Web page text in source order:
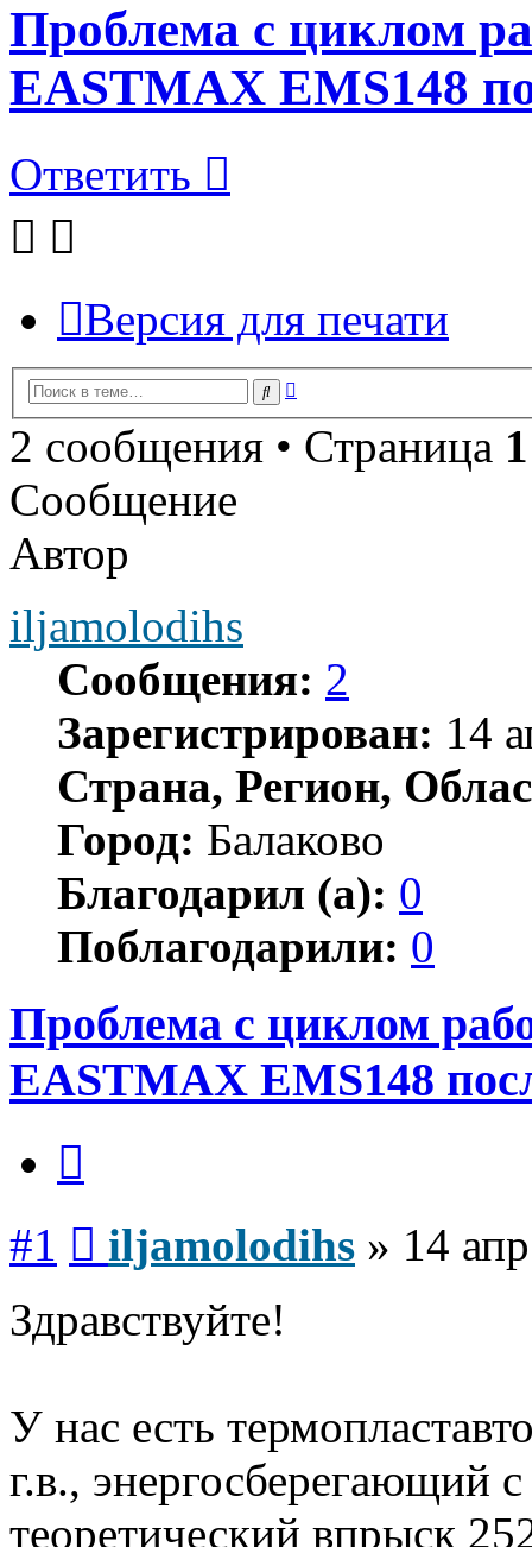
Проблема с циклом
EASTMAX EMS148
Ответить
Версия для печати
Поиск
2 сообщения • Страница 1
Сообщение
Автор
iljamolodihs
Сообщения: 2
Зарегистрирован: 14
Страна, Регион,
Город: Балаково
Благодарил (а): 0
Поблагодарили: 0
Проблема с циклом
EASTMAX EMS148
#1 iljamolodihs » 14
Здравствуйте!
У нас есть
г.в., энергосберегающий
теоретический впрыск